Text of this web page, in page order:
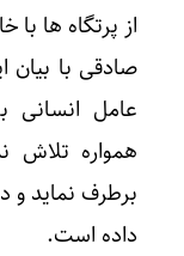
از پرتگاه ها
عامل انسانی
همواره تلاش
برطرف نماید و
داده است.